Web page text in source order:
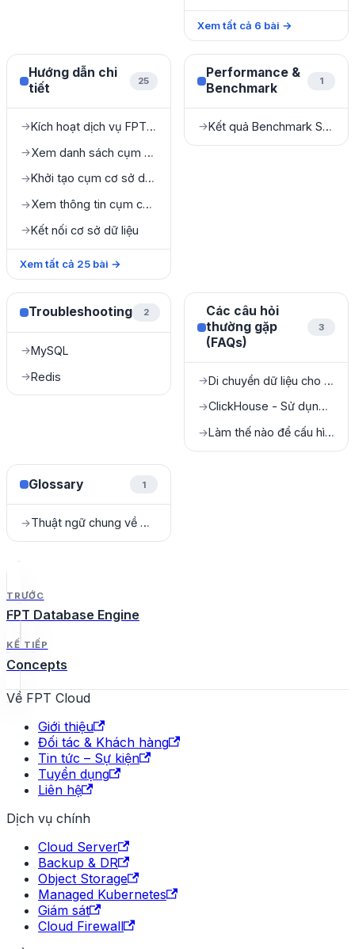
Xem tất cả 6 bài →
Hướng dẫn chi
tiết
25
→ Kích hoạt dịch vụ FPT Database Engine
→ Xem danh sách cụm cơ sở dữ liệu
→ Khởi tạo cụm cơ sở dữ liệu
→ Xem thông tin cụm cơ sở dữ liệu
→Kết nối cơ sở dữ liệu
Xem tất cả 25 bài →
Performance &
Benchmark
1
→ Kết quả Benchmark Sysbench
Troubleshooting 2
→MySQL
→Redis
Các câu hỏi
thường gặp
(FAQs)
3
→ Di chuyển dữ liệu cho SQL Server
→ ClickHouse - Sử dụng High Availability (HA)
→ Làm thế nào để cấu hình NAT cho Kafka?
Glossary 1
→ Thuật ngữ chung về Cloud & DBaaS
TRƯỚC
FPT Database Engine
KẾ TIẾP
Concepts
Về FPT Cloud
Giới thiệu
Đối tác & Khách hàng
Tin tức – Sự kiện
Tuyển dụng
Liên hệ
Dịch vụ chính
Cloud Server
Backup & DR
Object Storage
Managed Kubernetes
Giám sát
Cloud Firewall